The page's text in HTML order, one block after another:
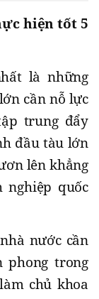
hiện tốt 5
là những
cần nỗ lực
trung đẩy
đầu tàu lớn
lên khẳng
quốc
nước cần
phong trong
chủ khoa